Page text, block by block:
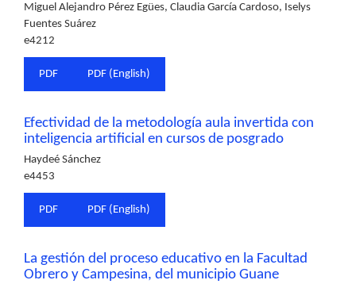
Miguel Alejandro Pérez Egües, Claudia García Cardoso, Iselys
Fuentes Suárez
e4212
PDF PDF (English)
Efectividad de la metodología aula invertida con
inteligencia artificial en cursos de posgrado
Haydeé Sánchez
e4453
PDF PDF (English)
La gestión del proceso educativo en la Facultad
Obrero y Campesina, del municipio Guane